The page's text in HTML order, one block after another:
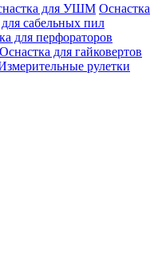
для УШМ Оснастка
сабельных пил
для перфораторов
Оснастка для гайковертов
рулетки